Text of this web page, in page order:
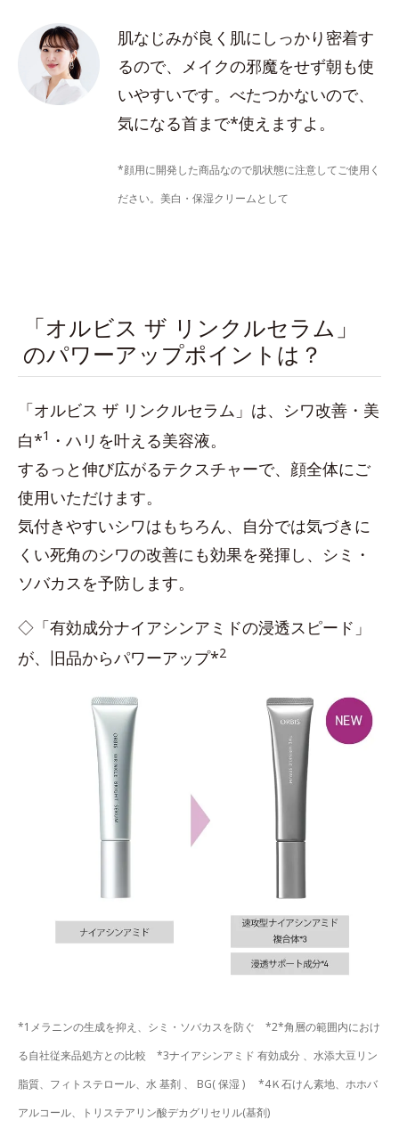
肌なじみが良く肌にしっかり密着す
るので、メイクの邪魔をせず朝も使
いやすいです。べたつかないので、
気になる首まで*使えますよ。
*顔用に開発した商品なので肌状態に注意してご使用く
ださい。美白・保湿クリームとして
「オルビス ザ リンクルセラム」
のパワーアップポイントは？
「オルビス ザ リンクルセラム」は、シワ改善・美
白*1 ・ハリを叶える美容液。
するっと伸び広がるテクスチャーで、顔全体にご
使用いただけます。
気付きやすいシワはもちろん、自分では気づきに
くい死角のシワの改善にも効果を発揮し、シミ・
ソバカスを予防します。
◇「有効成分ナイアシンアミドの浸透スピード」
が、旧品からパワーアップ*2
*1メラニンの生成を抑え、シミ・ソバカスを防ぐ *2*角層の範囲内におけ
る自社従来品処方との比較 *3ナイアシンアミド 有効成分 、水添大豆リン
脂質、フィトステロール、水 基剤 、 BG( 保湿 ) *4Ｋ石けん素地、ホホバ
アルコール、トリステアリン酸デカグリセリル(基剤)